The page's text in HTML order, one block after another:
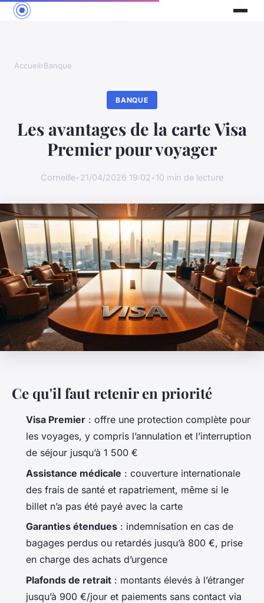
Accueil›Banque
BANQUE
Les avantages de la carte Visa
Premier pour voyager
Corneille•21/04/2026 19:02•10 min de lecture
Ce qu'il faut retenir en priorité
Visa Premier : offre une protection complète pour
les voyages, y compris l’annulation et l’interruption
de séjour jusqu’à 1 500 €
Assistance médicale : couverture internationale
des frais de santé et rapatriement, même si le
billet n’a pas été payé avec la carte
Garanties étendues : indemnisation en cas de
bagages perdus ou retardés jusqu’à 800 €, prise
en charge des achats d’urgence
Plafonds de retrait : montants élevés à l’étranger
jusqu’à 900 €/jour et paiements sans contact via